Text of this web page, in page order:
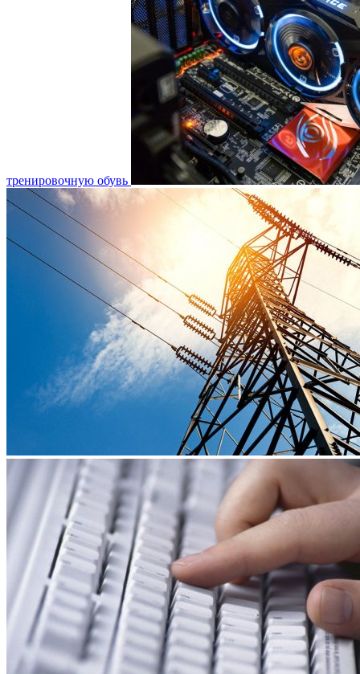
тренировочную обувь